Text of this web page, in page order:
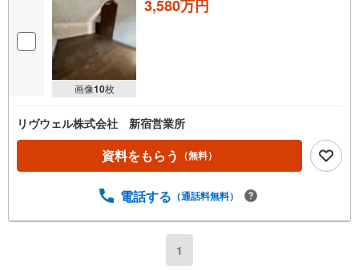
画像10枚
3,580万円
リヴウェル株式会社 新宿営業所
資料をもらう （無料）
電話する （通話料無料）
1